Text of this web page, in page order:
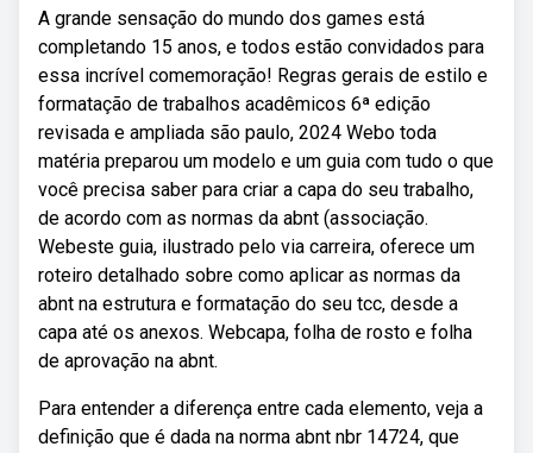
A grande sensação do mundo dos games está
completando 15 anos, e todos estão convidados para
essa incrível comemoração! Regras gerais de estilo e
formatação de trabalhos acadêmicos 6ª edição
revisada e ampliada são paulo, 2024 Webo toda
matéria preparou um modelo e um guia com tudo o que
você precisa saber para criar a capa do seu trabalho,
de acordo com as normas da abnt (associação.
Webeste guia, ilustrado pelo via carreira, oferece um
roteiro detalhado sobre como aplicar as normas da
abnt na estrutura e formatação do seu tcc, desde a
capa até os anexos. Webcapa, folha de rosto e folha
de aprovação na abnt.
Para entender a diferença entre cada elemento, veja a
definição que é dada na norma abnt nbr 14724, que